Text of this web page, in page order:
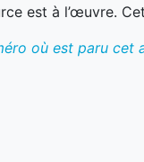
est à l’œuvre.
où est paru cet